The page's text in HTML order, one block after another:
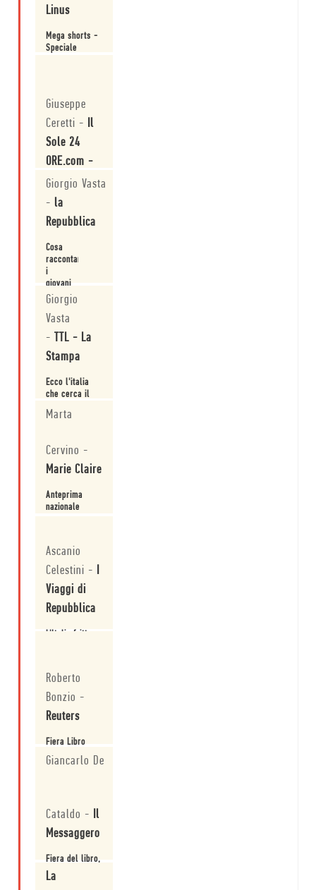
Linus
Mega shorts -
Speciale
Giuseppe
Ceretti - Il
Sole 24
ORE.com -
Libri
Libri/Anteprima
nazionale
Giorgio Vasta
- la
Repubblica
Cosa
raccontano
i
giovani
scrittori
Giorgio
Vasta
- TTL - La
Stampa
Ecco l'italia
che cerca il
Marta
Cervino -
Marie Claire
Anteprima
nazionale
Ascanio
Celestini - I
Viaggi di
Repubblica
L'Italia fritta
Roberto
Bonzio -
Reuters
Fiera Libro
Torino 2009
apre con
Giancarlo De
Cataldo - Il
Messaggero
Fiera del libro,
anticipazione
del brano di
La